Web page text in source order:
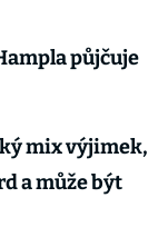
půjčuje
mix výjimek,
a může být